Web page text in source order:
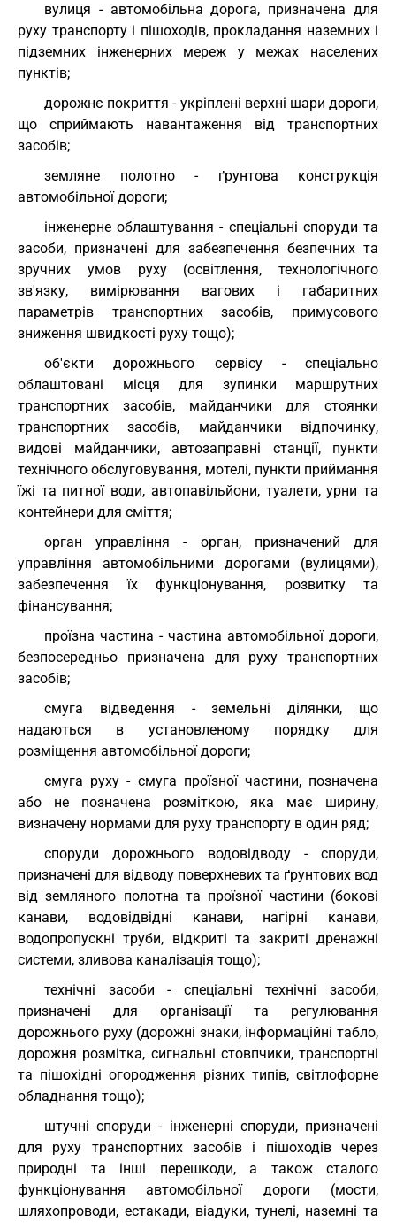
вулиця - автомобільна дорога, призначена для
руху транспорту і пішоходів, прокладання наземних і
підземних інженерних мереж у межах населених
пунктів;
дорожнє покриття - укріплені верхні шари дороги,
що сприймають навантаження від транспортних
засобів;
земляне полотно - ґрунтова конструкція
автомобільної дороги;
інженерне облаштування - спеціальні споруди та
засоби, призначені для забезпечення безпечних та
зручних умов руху (освітлення, технологічного
зв'язку, вимірювання вагових і габаритних
параметрів транспортних засобів, примусового
зниження швидкості руху тощо);
об'єкти дорожнього сервісу - спеціально
облаштовані місця для зупинки маршрутних
транспортних засобів, майданчики для стоянки
транспортних засобів, майданчики відпочинку,
видові майданчики, автозаправні станції, пункти
технічного обслуговування, мотелі, пункти приймання
їжі та питної води, автопавільйони, туалети, урни та
контейнери для сміття;
орган управління - орган, призначений для
управління автомобільними дорогами (вулицями),
забезпечення їх функціонування, розвитку та
фінансування;
проїзна частина - частина автомобільної дороги,
безпосередньо призначена для руху транспортних
засобів;
смуга відведення - земельні ділянки, що
надаються в установленому порядку для
розміщення автомобільної дороги;
смуга руху - смуга проїзної частини, позначена
або не позначена розміткою, яка має ширину,
визначену нормами для руху транспорту в один ряд;
споруди дорожнього водовідводу - споруди,
призначені для відводу поверхневих та ґрунтових вод
від земляного полотна та проїзної частини (бокові
канави, водовідвідні канави, нагірні канави,
водопропускні труби, відкриті та закриті дренажні
системи, зливова каналізація тощо);
технічні засоби - спеціальні технічні засоби,
призначені для організації та регулювання
дорожнього руху (дорожні знаки, інформаційні табло,
дорожня розмітка, сигнальні стовпчики, транспортні
та пішохідні огородження різних типів, світлофорне
обладнання тощо);
штучні споруди - інженерні споруди, призначені
для руху транспортних засобів і пішоходів через
природні та інші перешкоди, а також сталого
функціонування автомобільної дороги (мости,
шляхопроводи, естакади, віадуки, тунелі, наземні та